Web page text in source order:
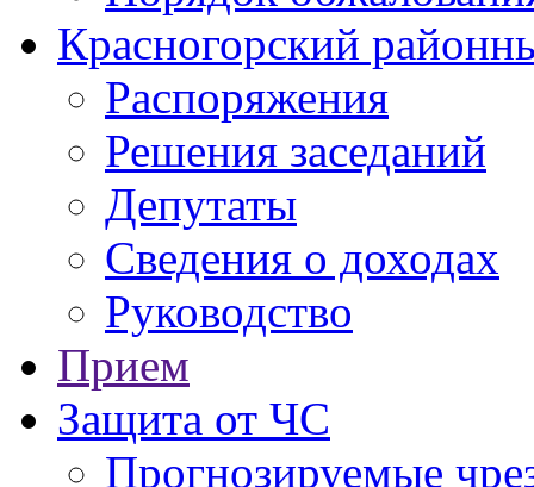
Красногорский
Распоряжения
Решения заседаний
Депутаты
Сведения о доходах
Руководство
Прием
Защита от ЧС
Прогнозируемые